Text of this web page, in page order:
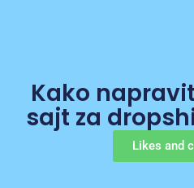
Kako
sajt za
Likes and